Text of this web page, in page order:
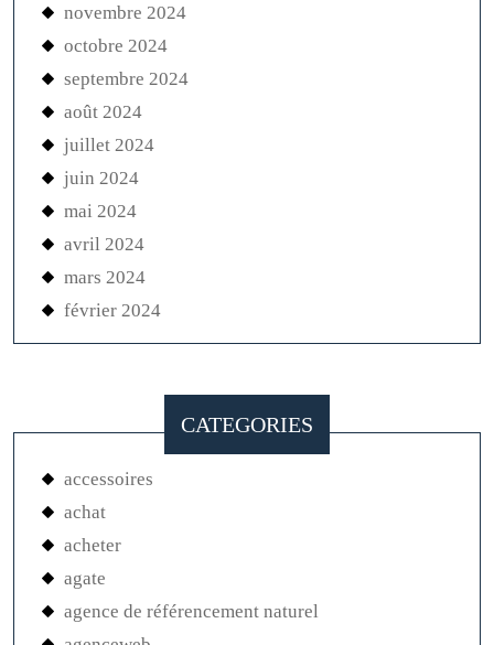
novembre 2024
octobre 2024
septembre 2024
août 2024
juillet 2024
juin 2024
mai 2024
avril 2024
mars 2024
février 2024
CATEGORIES
accessoires
achat
acheter
agate
agence de référencement naturel